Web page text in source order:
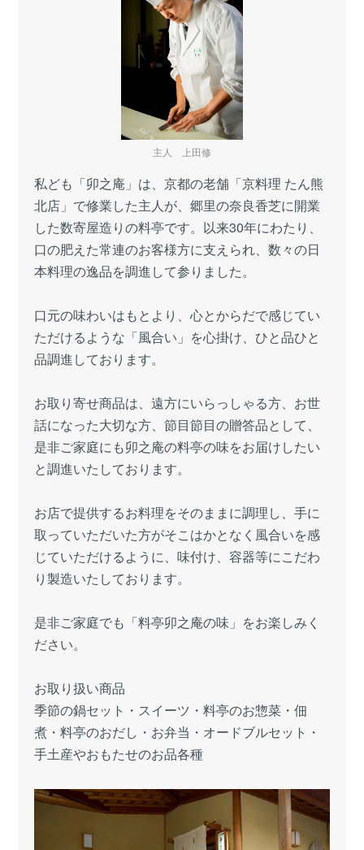
主人 上田修
私ども「卯之庵」は、京都の老舗「京料理 たん熊
北店」で修業した主人が、郷里の奈良香芝に開業
した数寄屋造りの料亭です。以来30年にわたり、
口の肥えた常連のお客様方に支えられ、数々の日
本料理の逸品を調進して参りました。
口元の味わいはもとより、心とからだで感じてい
ただけるような「風合い」を心掛け、ひと品ひと
品調進しております。
お取り寄せ商品は、遠方にいらっしゃる方、お世
話になった大切な方、節目節目の贈答品として、
是非ご家庭にも卯之庵の料亭の味をお届けしたい
と調進いたしております。
お店で提供するお料理をそのままに調理し、手に
取っていただいた方がそこはかとなく風合いを感
じていただけるように、味付け、容器等にこだわ
り製造いたしております。
是非ご家庭でも「料亭卯之庵の味」をお楽しみく
ださい。
お取り扱い商品
季節の鍋セット・スイーツ・料亭のお惣菜・佃
煮・料亭のおだし・お弁当・オードブルセット・
手土産やおもたせのお品各種